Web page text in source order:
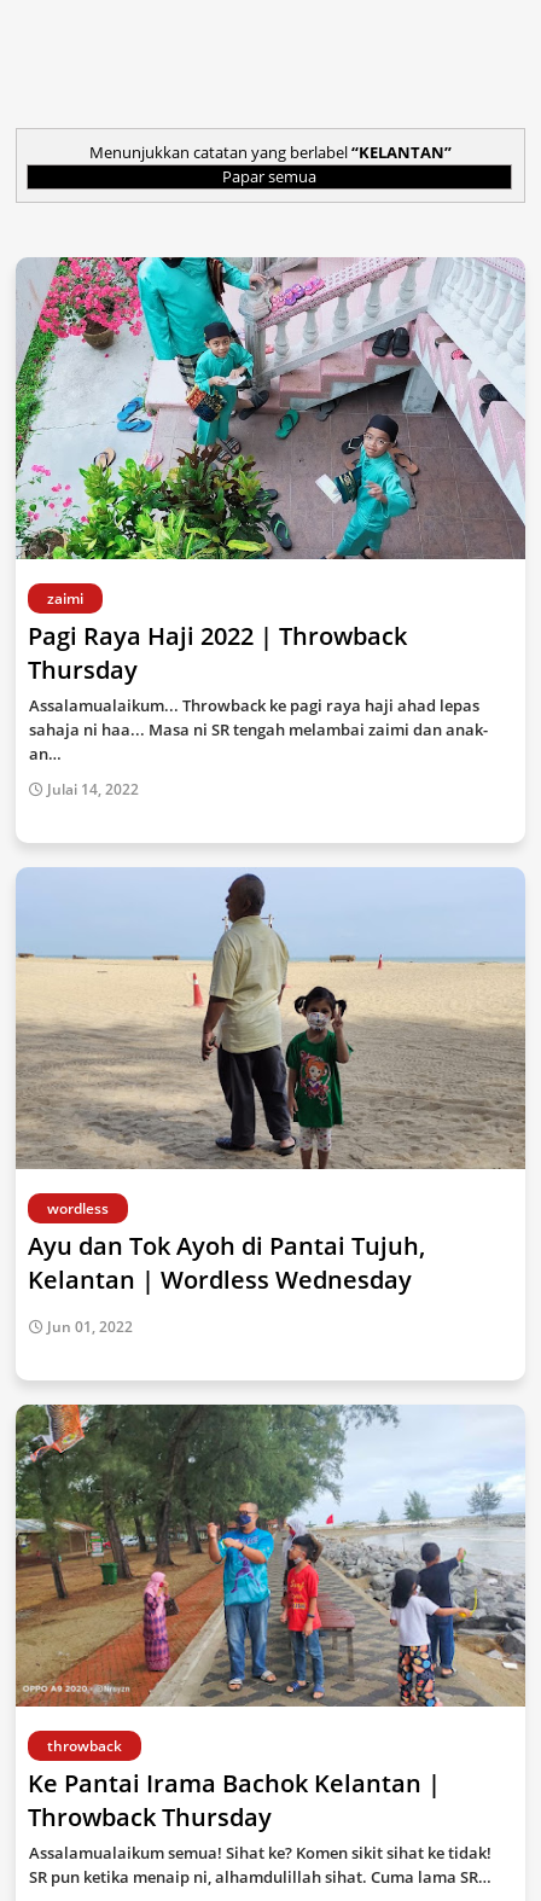
Menunjukkan catatan yang berlabel KELANTAN
Papar semua
zaimi
Pagi Raya Haji 2022 | Throwback
Thursday
Assalamualaikum... Throwback ke pagi raya haji ahad lepas
sahaja ni haa... Masa ni SR tengah melambai zaimi dan anak-
an…
Julai 14, 2022
wordless
Ayu dan Tok Ayoh di Pantai Tujuh,
Kelantan | Wordless Wednesday
Jun 01, 2022
throwback
Ke Pantai Irama Bachok Kelantan |
Throwback Thursday
Assalamualaikum semua! Sihat ke? Komen sikit sihat ke tidak!
SR pun ketika menaip ni, alhamdulillah sihat. Cuma lama SR…